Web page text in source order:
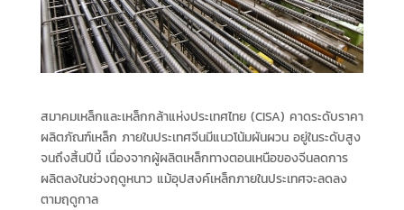
สมาคมเหล็กและเหล็กกล้าแห่งประเทศไทย (CISA) คาดระดับราคา
ผลิตภัณฑ์เหล็ก ภายในประเทศจีนมีแนวโน้มผันผวน อยู่ในระดับสูง
จนถึงสิ้นปีนี้ เนื่องจากผู้ผลิตเหล็กทางตอนเหนือของจีนลดการ
ผลิตลงในช่วงฤดูหนาว แม้อุปสงค์เหล็กภายในประเทศจะลดลง
ตามฤดูกาล